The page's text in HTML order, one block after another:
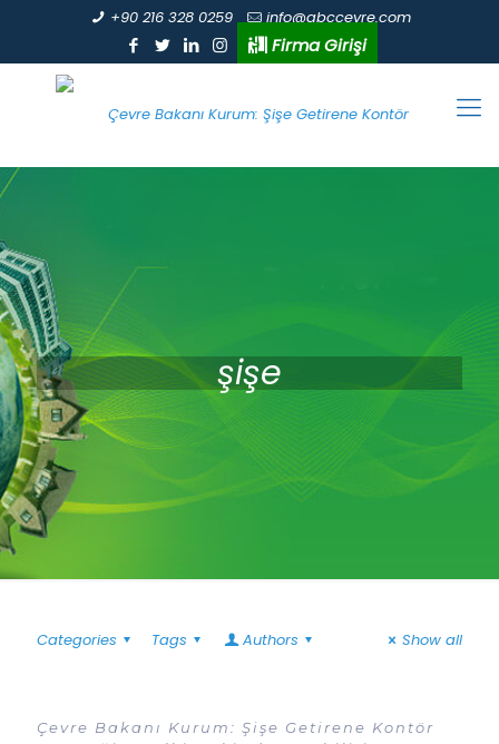
+90 216 328 0259 info@abccevre.com
Firma Girişi
şişe
Categories Tags Authors Show all
Çevre Bakanı Kurum: Şişe Getirene Kontör